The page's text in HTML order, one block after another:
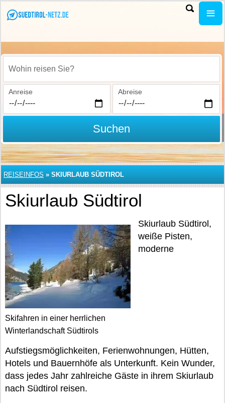
Wohin reisen Sie?
Anreise Abreise
Suchen
REISEINFOS » SKIURLAUB SÜDTIROL
Skiurlaub Südtirol
Skifahren in einer herrlichen
Winterlandschaft Südtirols
Skiurlaub Südtirol,
weiße Pisten,
moderne
Aufstiegsmöglichkeiten, Ferienwohnungen, Hütten,
Hotels und Bauernhöfe als Unterkunft. Kein Wunder,
dass jedes Jahr zahlreiche Gäste in ihrem Skiurlaub
nach Südtirol reisen.